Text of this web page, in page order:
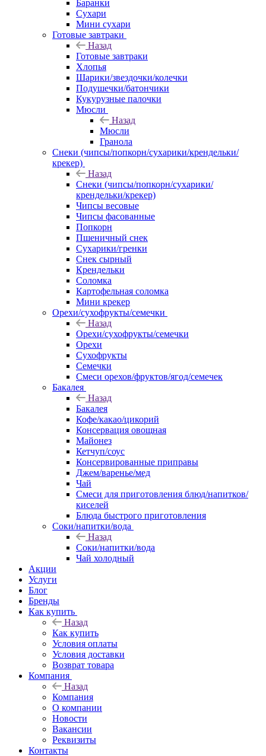
Баранки
Сухари
Мини сухари
Готовые завтраки
Назад
Готовые завтраки
Хлопья
Шарики/звездочки/колечки
Подушечки/батончики
Кукурузные палочки
Мюсли
Назад
Мюсли
Гранола
Снеки (чипсы/попкорн/сухарики/крендельки/
крекер)
Назад
Снеки (чипсы/попкорн/сухарики/
крендельки/крекер)
Чипсы весовые
Чипсы фасованные
Попкорн
Пшеничный снек
Сухарики/гренки
Снек сырный
Крендельки
Соломка
Картофельная соломка
Мини крекер
Орехи/сухофрукты/семечки
Назад
Орехи/сухофрукты/семечки
Орехи
Сухофрукты
Семечки
Смеси орехов/фруктов/ягод/семечек
Бакалея
Назад
Бакалея
Кофе/какао/цикорий
Консервация овощная
Майонез
Кетчуп/соус
Консервированные приправы
Джем/варенье/мед
Чай
Смеси для приготовления блюд/напитков/
киселей
Блюда быстрого приготовления
Соки/напитки/вода
Назад
Соки/напитки/вода
Чай холодный
Акции
Услуги
Блог
Бренды
Как купить
Назад
Как купить
Условия оплаты
Условия доставки
Возврат товара
Компания
Назад
Компания
О компании
Новости
Вакансии
Реквизиты
Контакты